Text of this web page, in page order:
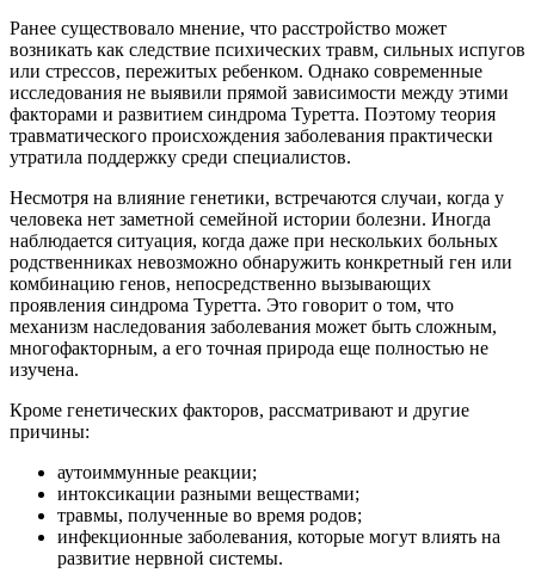
Ранее существовало мнение, что расстройство может
возникать как следствие психических травм, сильных испугов
или стрессов, пережитых ребенком. Однако современные
исследования не выявили прямой зависимости между этими
факторами и развитием синдрома Туретта. Поэтому теория
травматического происхождения заболевания практически
утратила поддержку среди специалистов.
Несмотря на влияние генетики, встречаются случаи, когда у
человека нет заметной семейной истории болезни. Иногда
наблюдается ситуация, когда даже при нескольких больных
родственниках невозможно обнаружить конкретный ген или
комбинацию генов, непосредственно вызывающих
проявления синдрома Туретта. Это говорит о том, что
механизм наследования заболевания может быть сложным,
многофакторным, а его точная природа еще полностью не
изучена.
Кроме генетических факторов, рассматривают и другие
причины:
аутоиммунные реакции;
интоксикации разными веществами;
травмы, полученные во время родов;
инфекционные заболевания, которые могут влиять на
развитие нервной системы.